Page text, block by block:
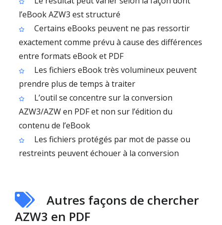
l’eBook AZW3 est structuré
Certains eBooks peuvent ne pas ressortir
exactement comme prévu à cause des différences
entre formats eBook et PDF
Les fichiers eBook très volumineux peuvent
prendre plus de temps à traiter
L’outil se concentre sur la conversion
AZW3/AZW en PDF et non sur l’édition du
contenu de l’eBook
Les fichiers protégés par mot de passe ou
restreints peuvent échouer à la conversion
Autres façons de chercher
AZW3 en PDF